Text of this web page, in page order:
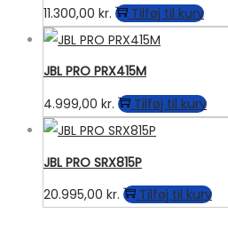
11.300,00 kr. Tilføj til kurv
JBL PRO PRX415M
4.999,00 kr. Tilføj til kurv
JBL PRO SRX815P
20.995,00 kr. Tilføj til kurv